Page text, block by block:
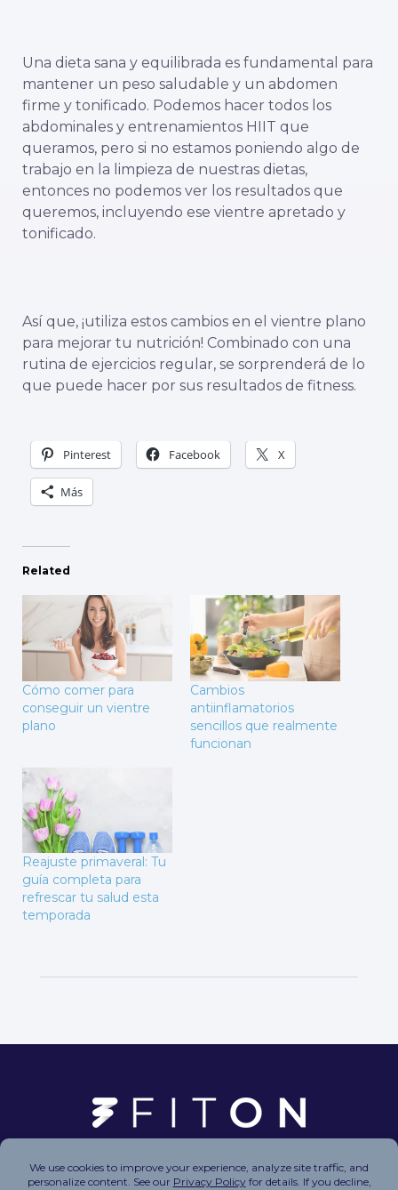
Una dieta sana y equilibrada es fundamental para
mantener un peso saludable y un abdomen
firme y tonificado. Podemos hacer todos los
abdominales y entrenamientos HIIT que
queramos, pero si no estamos poniendo algo de
trabajo en la limpieza de nuestras dietas,
entonces no podemos ver los resultados que
queremos, incluyendo ese vientre apretado y
tonificado.
Así que, ¡utiliza estos cambios en el vientre plano
para mejorar tu nutrición! Combinado con una
rutina de ejercicios regular, se sorprenderá de lo
que puede hacer por sus resultados de fitness.
Pinterest Facebook X
Más
Related
Cómo comer para
conseguir un vientre
plano
Cambios
antiinflamatorios
sencillos que realmente
funcionan
Reajuste primaveral: Tu
guía completa para
refrescar tu salud esta
temporada